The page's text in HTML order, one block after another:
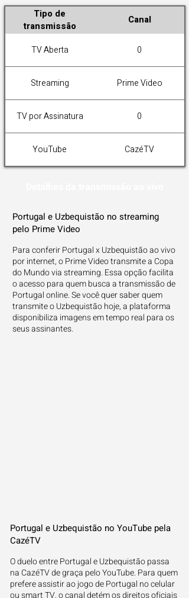
Tipo de
transmissão
Canal
TV Aberta 0
Streaming Prime Video
TV por Assinatura 0
YouTube CazéTV
Portugal e Uzbequistão no streaming
pelo Prime Video
Para conferir Portugal x Uzbequistão ao vivo
por internet, o Prime Video transmite a Copa
do Mundo via streaming. Essa opção facilita
o acesso para quem busca a transmissão de
Portugal online. Se você quer saber quem
transmite o Uzbequistão hoje, a plataforma
disponibiliza imagens em tempo real para os
seus assinantes.
Portugal e Uzbequistão no YouTube pela
CazéTV
O duelo entre Portugal e Uzbequistão passa
na CazéTV de graça pelo YouTube. Para quem
prefere assistir ao jogo de Portugal no celular
ou smart TV, o canal detém os direitos oficiais